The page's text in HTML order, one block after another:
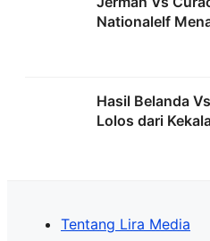
Nationalelf
Hasil Belanda
Lolos dari
Tentang Lira Media